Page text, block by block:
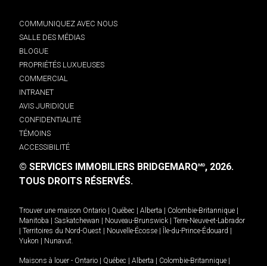
COMMUNIQUEZ AVEC NOUS
SALLE DES MÉDIAS
BLOGUE
PROPRIÉTÉS LUXUEUSES
COMMERCIAL
INTRANET
AVIS JURIDIQUE
CONFIDENTIALITÉ
TÉMOINS
ACCESSIBILITÉ
© SERVICES IMMOBILIERS BRIDGEMARQMD, 2026.
TOUS DROITS RÉSERVÉS.
Trouver une maison Ontario Québec Alberta Colombie-Britannique
Manitoba
Saskatchewan Nouveau-Brunswick
Terre-Neuve-et-Labrador
Territoires du Nord-Ouest Nouvelle-Écosse Île-du-Prince-Édouard
Yukon
Nunavut.
Maisons à louer - Ontario Québec Alberta Colombie-Britannique